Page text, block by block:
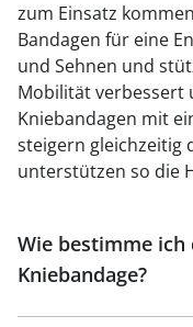
zum Einsatz
Bandagen für eine
und Sehnen und
Mobilität verbessert
Kniebandagen mit
steigern gleichzeitig
unterstützen so die
Wie bestimme
Kniebandage?